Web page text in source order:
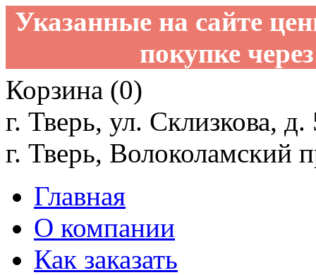
Указанные на сайте
покупке
Корзина (0)
г. Тверь, ул. Склизкова,
г. Тверь, Волоколамский
Главная
О компании
Как заказать